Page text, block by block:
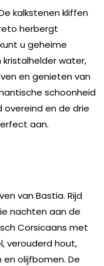
kalkstenen kliffen
herbergt
u geheime
water,
en genieten van
schoonheid
overeind en de drie
aan.
van Bastia. Rijd
nachten aan de
Corsicaans met
verouderd hout,
olijfbomen. De